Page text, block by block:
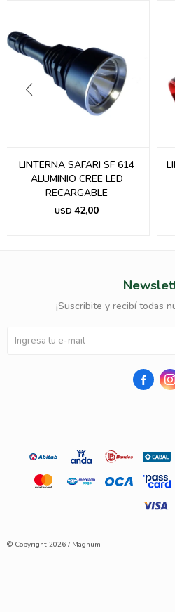
LINTERNA SAFARI SF 614
ALUMINIO CREE LED
RECARGABLE
USD 42,00
¡Suscribite y recibí todas
 
© Copyright 2026 / Magnum